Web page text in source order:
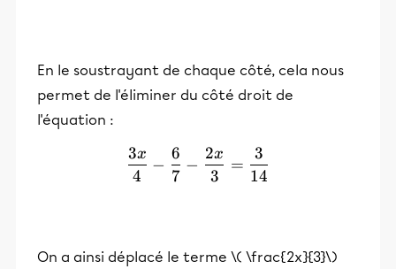
En le soustrayant de chaque côté, cela nous
permet de l'éliminer du côté droit de
l'équation :
\frac{3x}{4} -
4
3x
−
7
6
−
3
2x
=
14
3
On a ainsi déplacé le terme \( \frac{2x}{3}\)